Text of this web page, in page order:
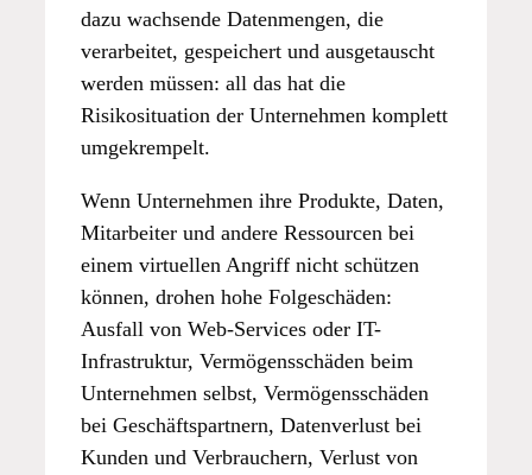
dazu wachsende Datenmengen, die
verarbeitet, gespeichert und ausgetauscht
werden müssen: all das hat die
Risikosituation der Unternehmen komplett
umgekrempelt.
Wenn Unternehmen ihre Produkte, Daten,
Mitarbeiter und andere Ressourcen bei
einem virtuellen Angriff nicht schützen
können, drohen hohe Folgeschäden:
Ausfall von Web-Services oder IT-
Infrastruktur, Vermögensschäden beim
Unternehmen selbst, Vermögensschäden
bei Geschäftspartnern, Datenverlust bei
Kunden und Verbrauchern, Verlust von